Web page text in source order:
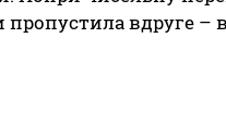
пропустила вдруге